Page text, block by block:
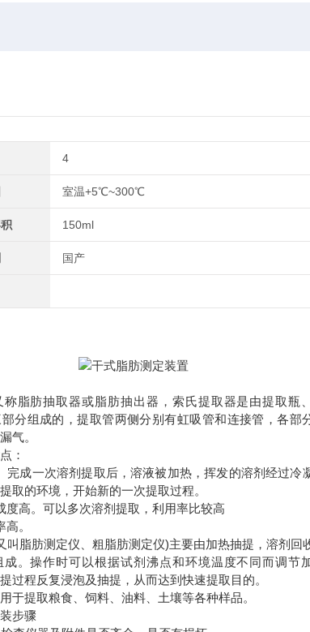
4
室温+5℃~300℃
150ml
国产
称脂肪抽取器或脂肪抽出器，索氏提取器是由提取瓶
分组成的，提取管两侧分别有虹吸管和连接管，各部
气。
：
完成一次溶剂提取后，溶液被加热，挥发的溶剂经过冷
取的环境，开始新的一次提取过程。
度高。可以多次溶剂提取，利用率比较高
。
叫脂肪测定仪、粗脂肪测定仪)主要由加热抽提，溶剂回
成。操作时可以根据试剂沸点和环境温度不同而调节
过程反复浸泡及抽提，从而达到快速提取目的。
于提取粮食、饲料、油料、土壤等各种样品。
步骤